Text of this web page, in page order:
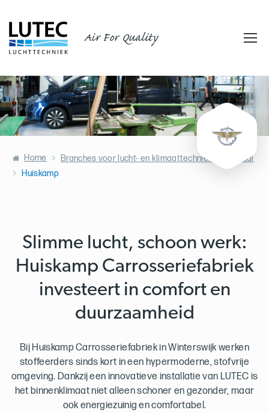
Air For Quality
Home Branches voor lucht- en klimaattechniek
Metaal
Huiskamp
Slimme lucht, schoon werk:
Huiskamp Carrosseriefabriek
investeert in comfort en
duurzaamheid
Bij Huiskamp Carrosseriefabriek in Winterswijk werken
stoffeerders sinds kort in een hypermoderne, stofvrije
omgeving. Dankzij een innovatieve installatie van LUTEC is
het binnenklimaat niet alleen schoner en gezonder, maar
ook energiezuinig en comfortabel.